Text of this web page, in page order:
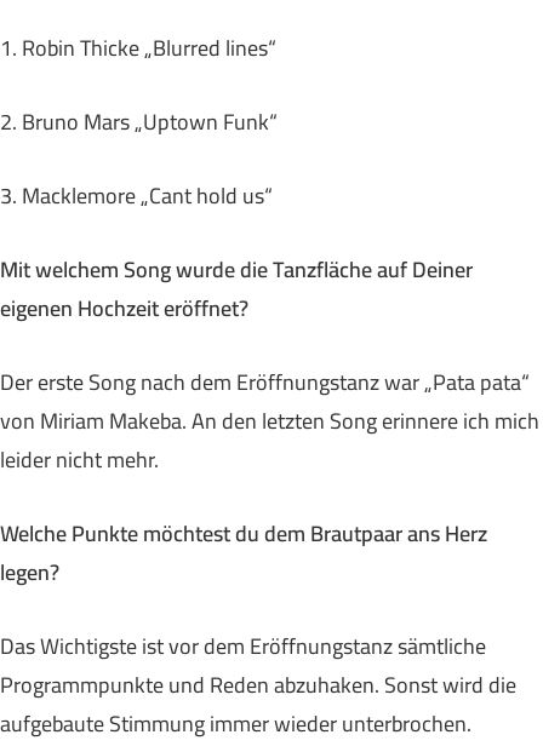
1. Robin Thicke „Blurred lines“
2. Bruno Mars „Uptown Funk“
3. Macklemore „Cant hold us“
Mit welchem Song wurde die Tanzfläche auf Deiner
eigenen Hochzeit eröffnet?
Der erste Song nach dem Eröffnungstanz war „Pata pata“
von Miriam Makeba. An den letzten Song erinnere ich mich
leider nicht mehr.
Welche Punkte möchtest du dem Brautpaar ans Herz
legen?
Das Wichtigste ist vor dem Eröffnungstanz sämtliche
Programmpunkte und Reden abzuhaken. Sonst wird die
aufgebaute Stimmung immer wieder unterbrochen.